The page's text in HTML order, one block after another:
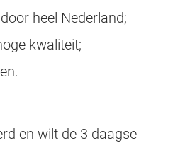
heel Nederland;
kwaliteit;
en wilt de 3 daagse